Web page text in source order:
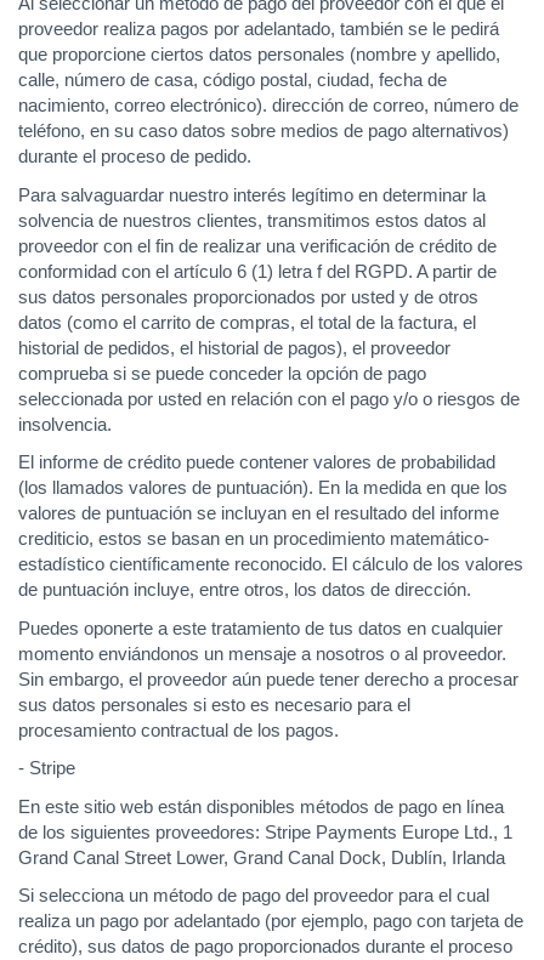
proveedor realiza pagos por adelantado, también se le pedirá
que proporcione ciertos datos personales (nombre y apellido,
calle, número de casa, código postal, ciudad, fecha de
nacimiento, correo electrónico). dirección de correo, número de
teléfono, en su caso datos sobre medios de pago alternativos)
durante el proceso de pedido.
Para salvaguardar nuestro interés legítimo en determinar la
solvencia de nuestros clientes, transmitimos estos datos al
proveedor con el fin de realizar una verificación de crédito de
conformidad con el artículo 6 (1) letra f del RGPD. A partir de
sus datos personales proporcionados por usted y de otros
datos (como el carrito de compras, el total de la factura, el
historial de pedidos, el historial de pagos), el proveedor
comprueba si se puede conceder la opción de pago
seleccionada por usted en relación con el pago y/o o riesgos de
insolvencia.
El informe de crédito puede contener valores de probabilidad
(los llamados valores de puntuación). En la medida en que los
valores de puntuación se incluyan en el resultado del informe
crediticio, estos se basan en un procedimiento matemático-
estadístico científicamente reconocido. El cálculo de los valores
de puntuación incluye, entre otros, los datos de dirección.
Puedes oponerte a este tratamiento de tus datos en cualquier
momento enviándonos un mensaje a nosotros o al proveedor.
Sin embargo, el proveedor aún puede tener derecho a procesar
sus datos personales si esto es necesario para el
procesamiento contractual de los pagos.
- Stripe
En este sitio web están disponibles métodos de pago en línea
de los siguientes proveedores: Stripe Payments Europe Ltd., 1
Grand Canal Street Lower, Grand Canal Dock, Dublín, Irlanda
Si selecciona un método de pago del proveedor para el cual
realiza un pago por adelantado (por ejemplo, pago con tarjeta de
crédito), sus datos de pago proporcionados durante el proceso